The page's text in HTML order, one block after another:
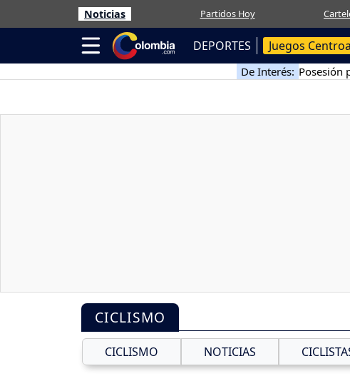
Noticias Partidos Hoy
DEPORTES Juegos
De Interés: Posesión
CICLISMO
CICLISMO NOTICIAS